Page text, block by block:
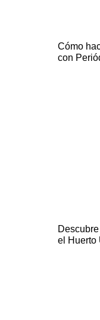
Cómo
con
el Huerto